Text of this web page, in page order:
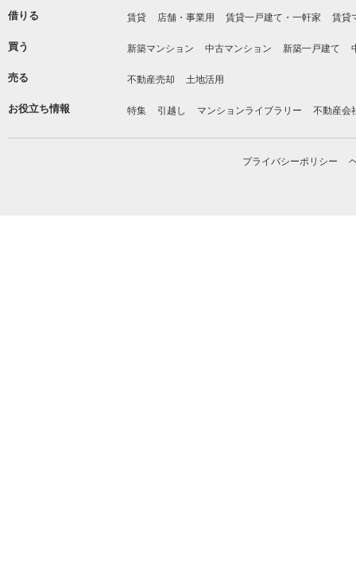
借りる 賃貸 店舗・事業用 賃貸一戸建て・一軒家 賃貸
買う 新築マンション 中古マンション 新築一戸建て
売る 不動産売却 土地活用
お役立ち情報 特集 引越し マンションライブラリー 不動産会
プライバシーポリシー